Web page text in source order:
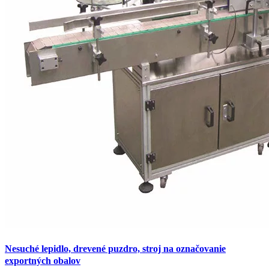
Nesuché lepidlo, drevené puzdro, stroj na označovanie
exportných obalov